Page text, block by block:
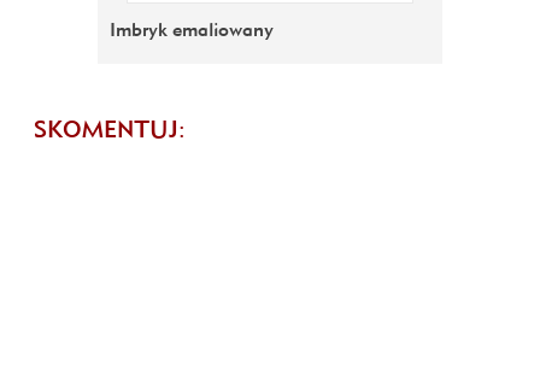
Imbryk emaliowany
SKOMENTUJ: